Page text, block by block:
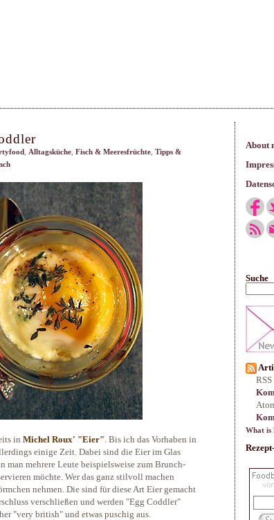
About
Suche
What is
Alltagsküche Fisch & Meeresfrüchte Tipps &
in Michel Roux' "Eier" . Bis ich das Vorhaben in
einige Zeit. Dabei sind die Eier im Glas
man mehrere Leute beispielsweise zum Brunch-
möchte. Wer das ganz stilvoll machen
nehmen. Die sind für diese Art Eier gemacht
verschließen und werden "Egg Coddler"
"very british" und etwas puschig aus.